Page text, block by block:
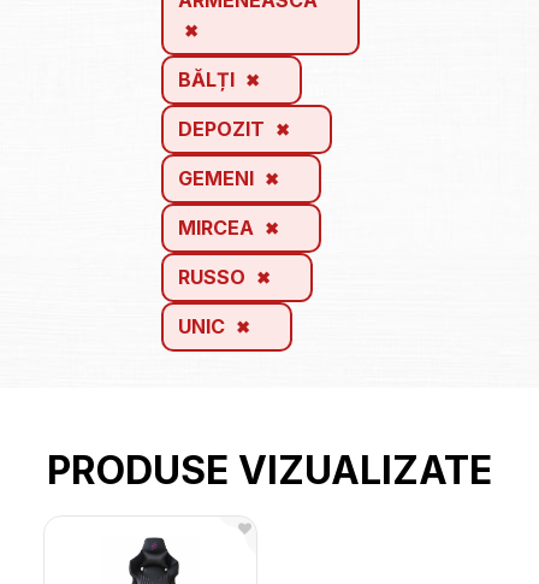
BĂLȚI
DEPOZIT
GEMENI
MIRCEA
RUSSO
UNIC
PRODUSE VIZUALIZATE